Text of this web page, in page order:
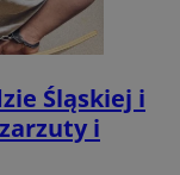
Śląskiej i
i